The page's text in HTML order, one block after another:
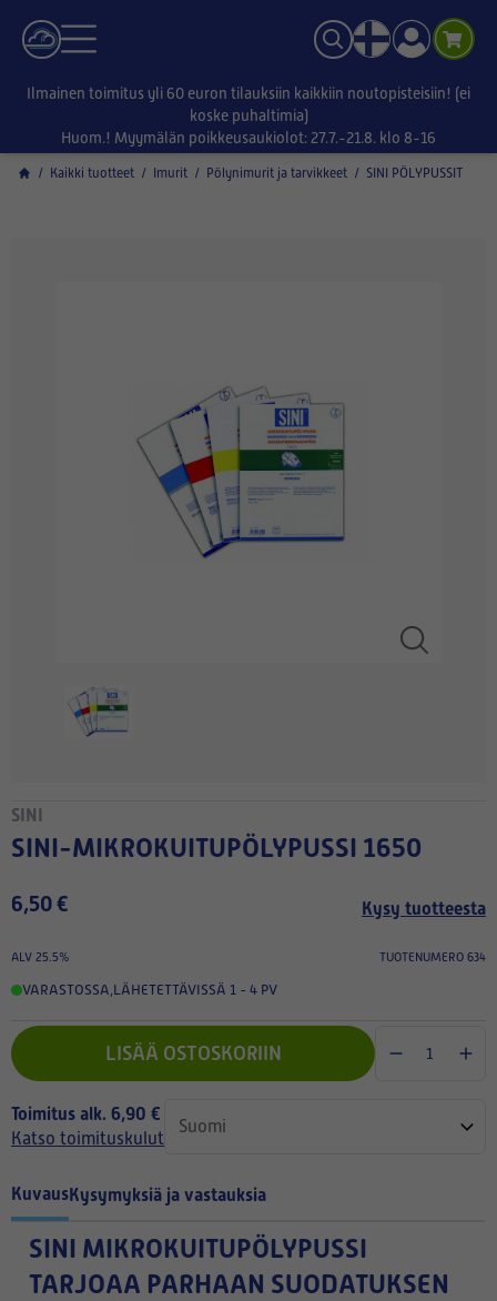
Ilmainen toimitus yli 60 euron tilauksiin kaikkiin noutopisteisiin! (ei
koske puhaltimia)
Huom.! Myymälän poikkeusaukiolot: 27.7.-21.8. klo 8-16
/ Kaikki tuotteet / Imurit / Pölynimurit ja tarvikkeet / SINI PÖLYPUSSIT
SINI
SINI-MIKROKUITUPÖLYPUSSI 1650
6,50 € Kysy tuotteesta
ALV 25.5% TUOTENUMERO 634
VARASTOSSA LÄHETETTÄVISSÄ 1 - 4 PV
LISÄÄ OSTOSKORIIN
Toimitus alk. 6,90 €
Katso toimituskulut
KuvausKysymyksiä ja vastauksia
SINI MIKROKUITUPÖLYPUSSI
TARJOAA PARHAAN SUODATUKSEN